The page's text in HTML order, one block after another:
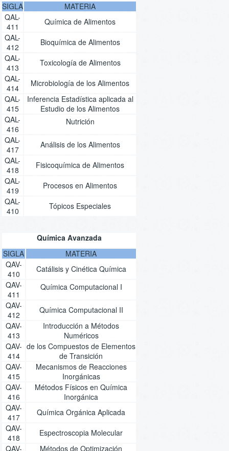
SIGLA
MATERIA
QAL-
411
Química de Alimentos
QAL-
412
Bioquímica de Alimentos
QAL-
413
Toxicología de Alimentos
QAL-
414
Microbiología de los Alimentos
QAL-
415
Inferencia Estadística aplicada al
Estudio de los Alimentos
QAL-
416
Nutrición
QAL-
417
Análisis de los Alimentos
QAL-
418
Fisicoquímica de Alimentos
QAL-
419
Procesos en Alimentos
QAL-
410
Tópicos Especiales
Química Avanzada
SIGLA
MATERIA
QAV-
410
Catálisis y Cinética Química
QAV-
411
Química Computacional I
QAV-
412
Química Computacional II
QAV-
413
Introducción a Métodos
Numéricos
QAV-
414
de los Compuestos de Elementos
de Transición
QAV-
415
Mecanismos de Reacciones
Inorgánicas
QAV-
416
Métodos Físicos en Química
Inorgánica
QAV-
417
Química Orgánica Aplicada
QAV-
418
Espectroscopia Molecular
QAV-
Métodos de Optimización